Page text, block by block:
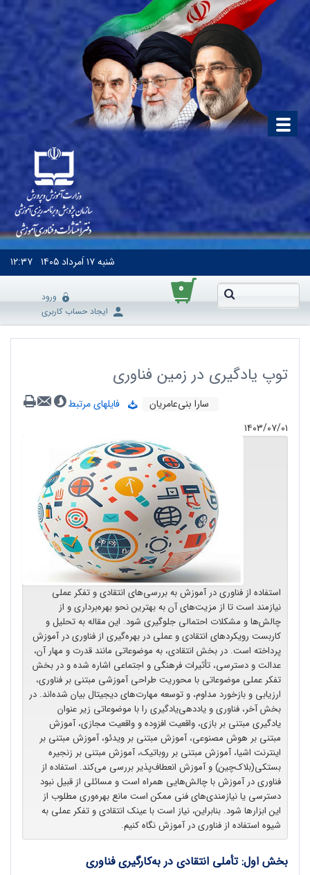
شنبه۱۷ اَمرداد ۱۴۰۵ ۱۲:۳۷
۰
ورود
ایجاد حساب کاربری
توپ یادگیری در زمین فناوری
سارا بنی‌عامریان
فایلهای مرتبط
۱۴۰۳/۰۷/۰۱
استفاده از فناوری در آموزش به بررسی‌های انتقادی و تفکر عملی
نیازمند است تا از مزیت‌های آن به بهترین نحو بهره‌برداری و از
چالش‌ها و مشکلات احتمالی جلوگیری شود. این مقاله به تحلیل و
کاربست رویکردهای انتقادی و عملی در بهره‌گیری از فناوری در آموزش
پرداخته است. در بخش انتقادی، به موضوعاتی مانند قدرت و مهار آن،
عدالت و دسترسی، تأثیرات فرهنگی و اجتماعی اشاره‌ شده و در بخش
تفکر عملی موضوعاتی با محوریت طراحی آموزشی مبتنی بر فناوری،
ارزیابی و بازخورد مداوم، و توسعه مهارت‌های دیجیتال بیان شده‌اند. در
بخش آخر، فناوری و یاددهی‌یادگیری را با موضوعاتی زیر عنوان
یادگیری مبتنی بر بازی، واقعیت افزوده و واقعیت مجازی، آموزش
مبتنی بر هوش مصنوعی، آموزش مبتنی بر ویدئو، آموزش مبتنی بر
اینترنت اشیا، آموزش مبتنی بر روباتیک، آموزش مبتنی بر زنجیره
بستکی(بلاک‌چین) و آموزش انعطاف‌پذیر بررسی می‌کند. استفاده از
فناوری در آموزش با چالش‌هایی همراه است و مسائلی از قبیل نبود
دسترسی یا نیازمندی‌های فنی ممکن است مانع بهره‌وری مطلوب از
این ابزارها شود. بنابراین، نیاز است با عینک انتقادی و تفکر عملی به
شیوه استفاده از فناوری در آموزش نگاه کنیم.
بخش اول: تأملی انتقادی در به‌کارگیری فناوری